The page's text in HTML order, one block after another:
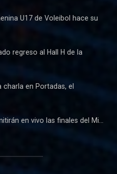
U17 de Voleibol hace su
regreso al Hall H de la
charla en Portadas, el
en vivo las finales del Mi...